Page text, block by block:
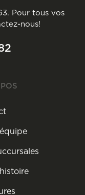
Pour tous vos
nous!